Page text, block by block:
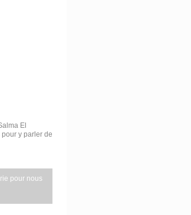
El
y parler de
pour nous